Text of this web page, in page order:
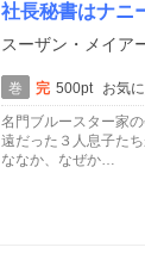
社長秘書はナニ
スーザン・メイア
巻 完 500pt
お気
名門ブルースター家
遠だった３人息子た
ななか、なぜか…